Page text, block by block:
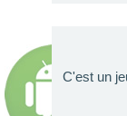
C'est un